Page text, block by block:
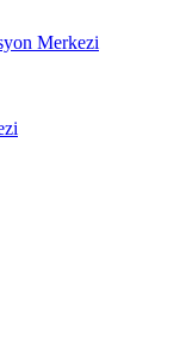
Merkezi